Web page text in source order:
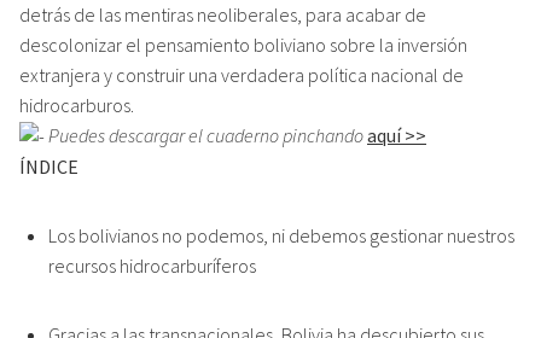
detrás de las mentiras neoliberales, para acabar de
descolonizar el pensamiento boliviano sobre la inversión
extranjera y construir una verdadera política nacional de
hidrocarburos.
Puedes descargar el cuaderno pinchandoaquí >>
ÍNDICE
Los bolivianos no podemos, ni debemos gestionar nuestros
recursos hidrocarburíferos